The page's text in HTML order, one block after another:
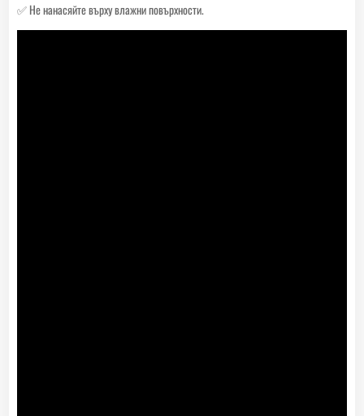
✅ Не нанасяйте върху влажни повърхности.